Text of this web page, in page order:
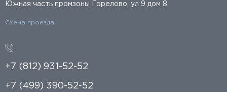
Южная часть промзоны Горелово, ул 9 дом 8
Схема проезда
+7 (812) 931-52-52
+7 (499) 390-52-52